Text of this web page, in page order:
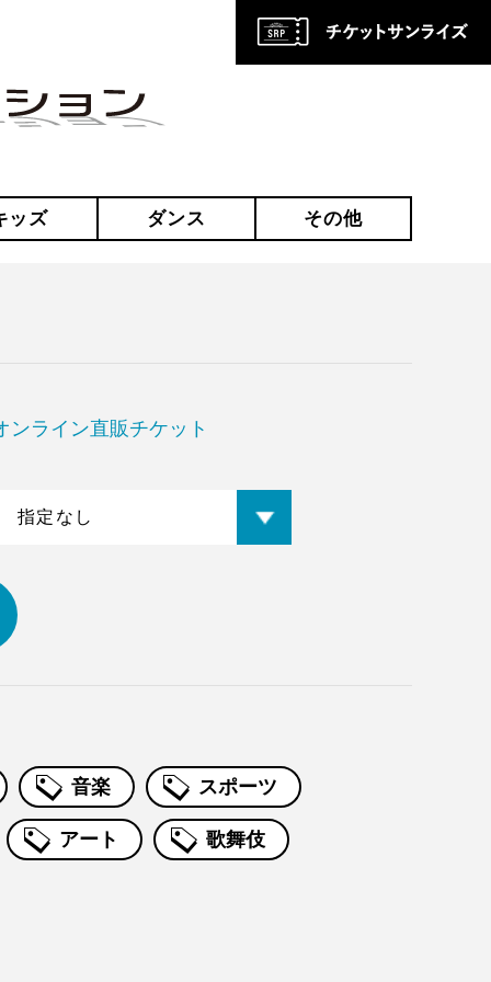
ッズ ダンス その他
ンライン直販チケット
音楽 スポーツ
アート 歌舞伎